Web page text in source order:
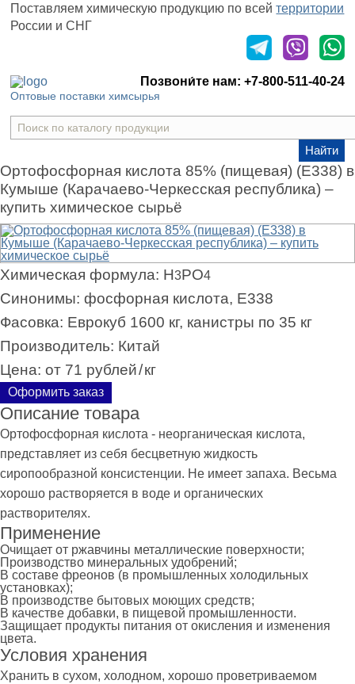
Поставляем химическую продукцию по всейтерритории
России и СНГ
Оптовые поставки химсырья
Позвони́те нам: +7-800-511-40-24
Найти
Ортофосфорная кислота 85% (пищевая) (Е338) в
Кумыше (Карачаево-Черкесская республика) –
купить химическое сырьё
Химическая формула: H3PO4
Синонимы: фосфорная кислота, Е338
Фасовка: Еврокуб 1600 кг, канистры по 35 кг
Производитель: Китай
Цена: от 71 рублей/кг
Оформить заказ
Описание товара
Ортофосфорная кислота - неорганическая кислота,
представляет из себя бесцветную жидкость
сиропообразной консистенции. Не имеет запаха. Весьма
хорошо растворяется в воде и органических
растворителях.
Применение
Очищает от ржавчины металлические поверхности;
Производство минеральных удобрений;
В составе фреонов (в промышленных холодильных
установках);
В производстве бытовых моющих средств;
В качестве добавки, в пищевой промышленности.
Защищает продукты питания от окисления и изменения
цвета.
Условия хранения
Хранить в сухом, холодном, хорошо проветриваемом